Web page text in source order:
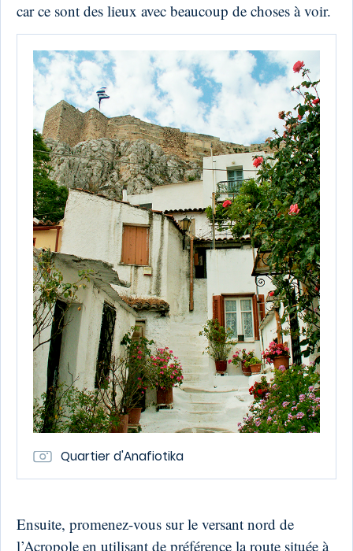
car ce sont des lieux avec beaucoup de choses à voir.
Quartier d'Anafiotika
Ensuite, promenez-vous sur le versant nord de
l’Acropole en utilisant de préférence la route située à